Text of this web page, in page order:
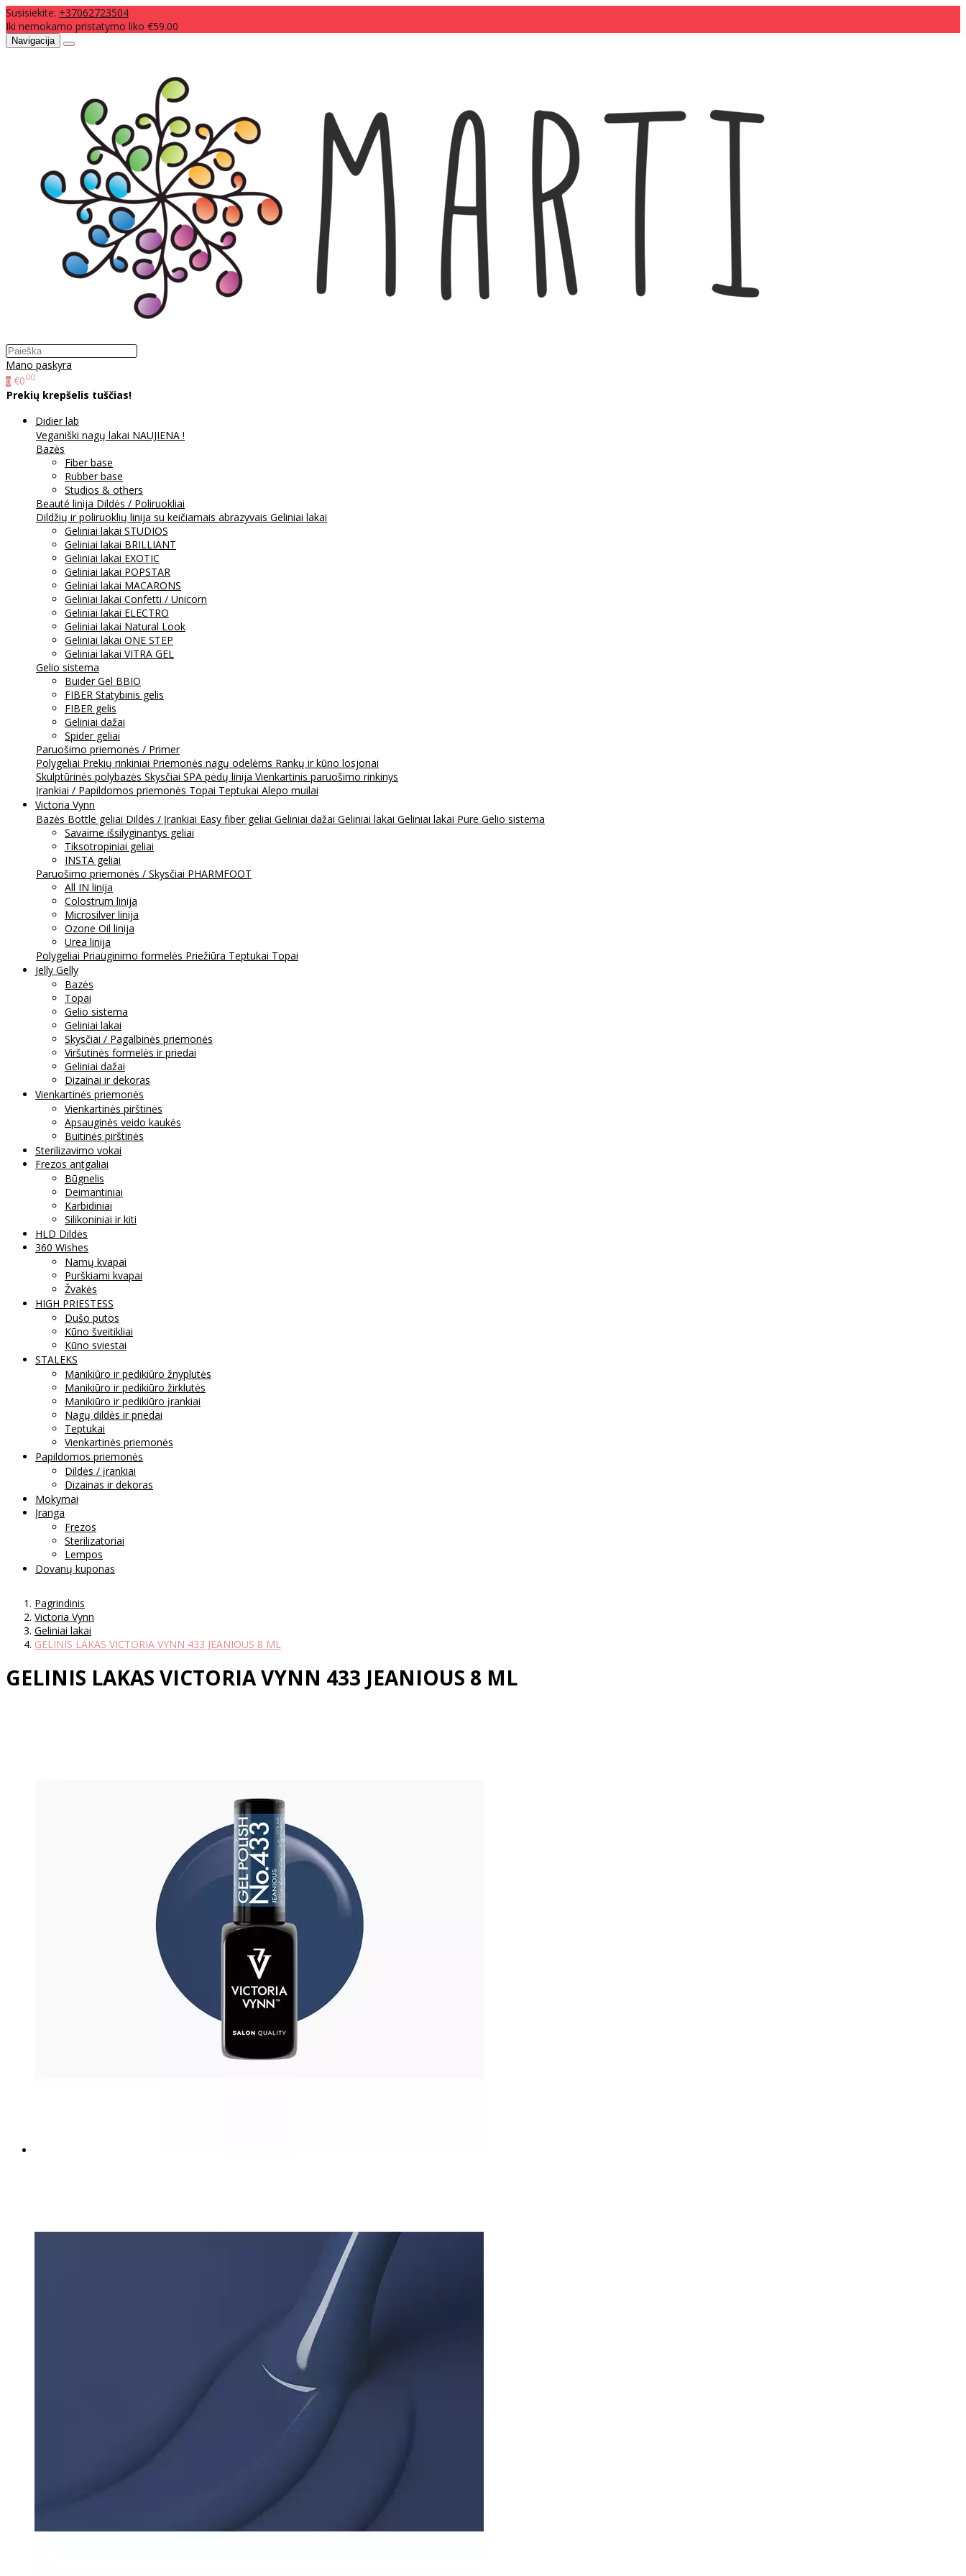
Susisiekite: +37062723504
Iki nemokamo pristatymo liko €59.00
Navigacija
Mano paskyra
0 €000
Prekių krepšelis tuščias!
Didier lab
Veganiški nagų lakai NAUJIENA !
Bazės
Fiber base
Rubber base
Studios & others
Beauté linija Dildės / Poliruokliai
Dildžių ir poliruoklių linija su keičiamais abrazyvais Geliniai lakai
Geliniai lakai STUDIOS
Geliniai lakai BRILLIANT
Geliniai lakai EXOTIC
Geliniai lakai POPSTAR
Geliniai lakai MACARONS
Geliniai lakai Confetti / Unicorn
Geliniai lakai ELECTRO
Geliniai lakai Natural Look
Geliniai lakai ONE STEP
Geliniai lakai VITRA GEL
Gelio sistema
Buider Gel BBIO
FIBER Statybinis gelis
FIBER gelis
Geliniai dažai
Spider geliai
Paruošimo priemonės / Primer
Polygeliai Prekių rinkiniai Priemonės nagų odelėms Rankų ir kūno losjonai
Skulptūrinės polybazės Skysčiai SPA pėdų linija Vienkartinis paruošimo rinkinys
Įrankiai / Papildomos priemonės Topai Teptukai Alepo muilai
Victoria Vynn
Bazės Bottle geliai Dildės / Įrankiai Easy fiber geliai Geliniai dažai Geliniai lakai Geliniai lakai Pure Gelio sistema
Savaime išsilyginantys geliai
Tiksotropiniai geliai
INSTA geliai
Paruošimo priemonės / Skysčiai PHARMFOOT
All IN linija
Colostrum linija
Microsilver linija
Ozone Oil linija
Urea linija
Polygeliai Priauginimo formelės Priežiūra Teptukai Topai
Jelly Gelly
Bazės
Topai
Gelio sistema
Geliniai lakai
Skysčiai / Pagalbinės priemonės
Viršutinės formelės ir priedai
Geliniai dažai
Dizainai ir dekoras
Vienkartinės priemonės
Vienkartinės pirštinės
Apsauginės veido kaukės
Buitinės pirštinės
Sterilizavimo vokai
Frezos antgaliai
Būgnelis
Deimantiniai
Karbidiniai
Silikoniniai ir kiti
HLD Dildės
360 Wishes
Namų kvapai
Purškiami kvapai
Žvakės
HIGH PRIESTESS
Dušo putos
Kūno šveitikliai
Kūno sviestai
STALEKS
Manikiūro ir pedikiūro žnyplutės
Manikiūro ir pedikiūro žirklutės
Manikiūro ir pedikiūro įrankiai
Nagų dildės ir priedai
Teptukai
Vienkartinės priemonės
Papildomos priemonės
Dildės / įrankiai
Dizainas ir dekoras
Mokymai
Įranga
Frezos
Sterilizatoriai
Lempos
Dovanų kuponas
Pagrindinis
Victoria Vynn
Geliniai lakai
GELINIS LAKAS VICTORIA VYNN 433 JEANIOUS 8 ML
GELINIS LAKAS VICTORIA VYNN 433 JEANIOUS 8 ML